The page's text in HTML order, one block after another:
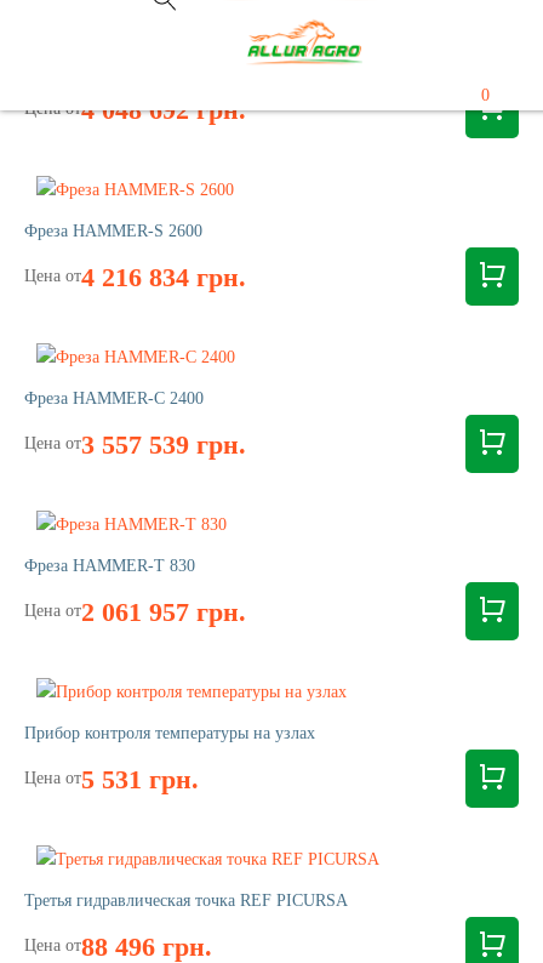
0
Цена от4 048 692 грн.
Фреза HAMMER-S 2600
Цена от4 216 834 грн.
Фреза HAMMER-С 2400
Цена от3 557 539 грн.
Фреза HAMMER-T 830
Цена от2 061 957 грн.
Прибор контроля температуры на узлах
Цена от5 531 грн.
Третья гидравлическая точка REF PICURSA
Цена от88 496 грн.